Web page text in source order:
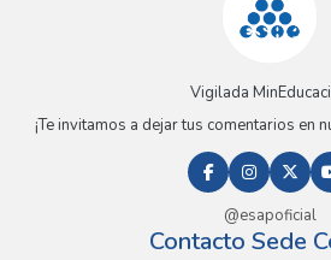
Vigilada
¡Te invitamos a dejar tus comentarios en
@esapoficial
Contacto Sede